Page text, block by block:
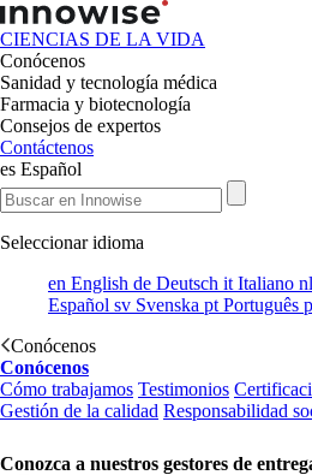
CIENCIAS DE LA VIDA
Conócenos
Sanidad y tecnología médica
Farmacia y biotecnología
Consejos de expertos
Contáctenos
es Español
Seleccionar idioma
en English de Deutsch it Italiano nl
Español sv Svenska pt Português
Conócenos
Conócenos
Cómo trabajamos Testimonios
Gestión de la calidad Responsabilidad
Conozca a nuestros gestores de